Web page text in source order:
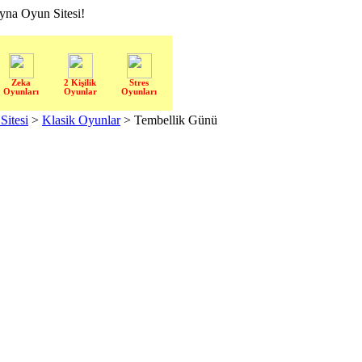
Oyun Sitesi!
Zeka
Oyunları
2 Kişilik
Oyunlar
Stres
Oyunları
> Klasik Oyunlar> Tembellik Günü